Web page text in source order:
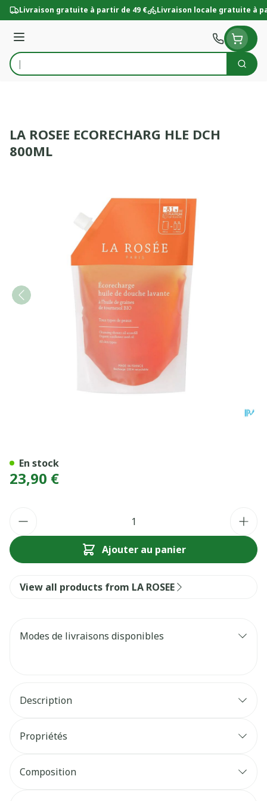
Aller au contenu
Livraison gratuite à partir de 49 € Livraison locale gratuite à
Menu
Rechercher
LA ROSEE ECORECHARG HLE DCH
800ML
23,90 €
Ajouter au panier
En stock
View all products from LA ROSEE
Modes de livraisons disponibles
Description
Propriétés
Composition